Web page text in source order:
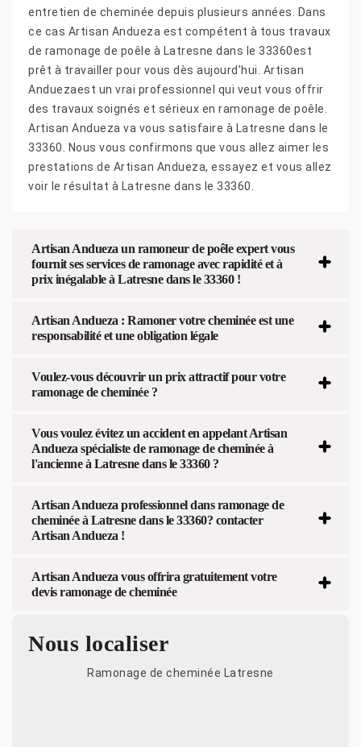
entretien de cheminée depuis plusieurs années. Dans
ce cas Artisan Andueza est compétent à tous travaux
de ramonage de poêle à Latresne dans le 33360est
prêt à travailler pour vous dès aujourd’hui. Artisan
Anduezaest un vrai professionnel qui veut vous offrir
des travaux soignés et sérieux en ramonage de poêle.
Artisan Andueza va vous satisfaire à Latresne dans le
33360. Nous vous confirmons que vous allez aimer les
prestations de Artisan Andueza, essayez et vous allez
voir le résultat à Latresne dans le 33360.
Artisan Andueza un ramoneur de poêle expert vous
fournit ses services de ramonage avec rapidité et à
prix inégalable à Latresne dans le 33360 !
Artisan Andueza : Ramoner votre cheminée est une
responsabilité et une obligation légale
Voulez-vous découvrir un prix attractif pour votre
ramonage de cheminée ?
Vous voulez évitez un accident en appelant Artisan
Andueza spécialiste de ramonage de cheminée à
l'ancienne à Latresne dans le 33360 ?
Artisan Andueza professionnel dans ramonage de
cheminée à Latresne dans le 33360? contacter
Artisan Andueza !
Artisan Andueza vous offrira gratuitement votre
devis ramonage de cheminée
Nous localiser
Ramonage de cheminée Latresne